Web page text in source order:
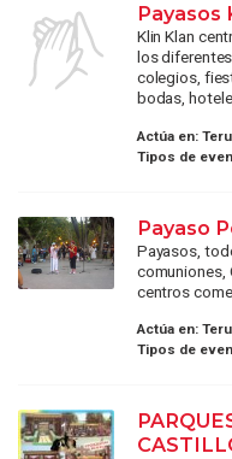
Payasos
Klin Klan
los
colegios,
bodas,
Actúa en:
Tipos de
Payaso
Payasos,
comuniones,
centros
Actúa en:
Tipos de